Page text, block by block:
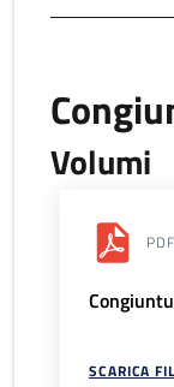
Volumi
PDF
SCARICA